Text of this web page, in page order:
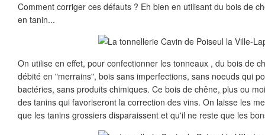
Comment corriger ces défauts ? Eh bien en utilisant du bois de
en tanin...
On utilise en effet, pour confectionner les tonneaux , du bois de
débité en "merrains", bois sans imperfections, sans noeuds qui
bactéries, sans produits chimiques. Ce bois de chêne, plus ou
des tanins qui favoriseront la correction des vins. On laisse les
que les tanins grossiers disparaissent et qu'il ne reste que les